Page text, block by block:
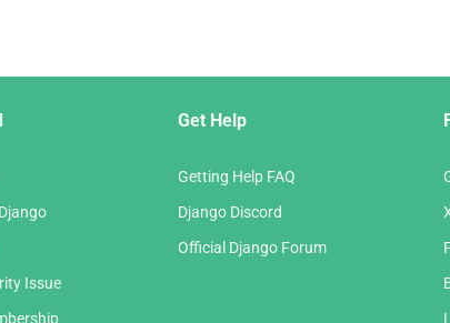
Issue
Get Help
Getting Help FAQ
Django Discord
Official Django Forum